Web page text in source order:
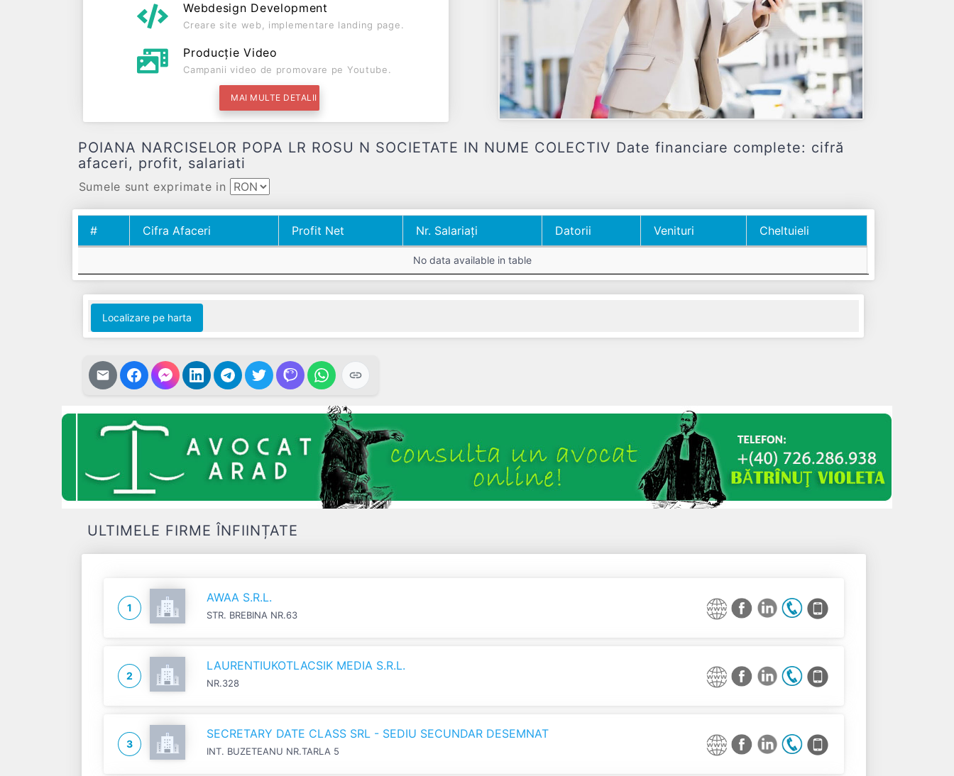
Webdesign Development
Creare site web, implementare landing page.
Producție Video
Campanii video de promovare pe Youtube.
MAI MULTE DETALII
POIANA NARCISELOR POPA LR ROSU N SOCIETATE IN NUME COLECTIV Date financiare complete: cifră
afaceri, profit, salariati
Sumele sunt exprimate in
# Cifra Afaceri Profit Net Nr. Salariați Datorii Venituri
Cheltuieli
Nr. Salariați
No data available in table
Localizare pe harta
ULTIMELE FIRME ÎNFIINȚATE
1
AWAA S.R.L.
STR. BREBINA NR.63
2
LAURENTIUKOTLACSIK MEDIA S.R.L.
NR.328
3
SECRETARY DATE CLASS SRL - SEDIU SECUNDAR DESEMNAT
INT. BUZETEANU NR.TARLA 5